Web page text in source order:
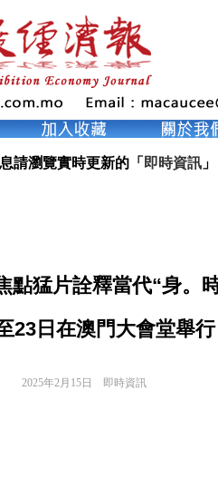
請瀏覽實時更新的「 即時資訊 」
點猛片詮釋當代“身。
23日在澳門大會堂舉行
2025年2月15日 即時資訊